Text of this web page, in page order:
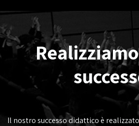
Il nostro successo didattico è